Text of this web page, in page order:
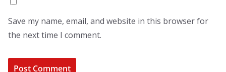
Save my name, email, and website in this browser for
the next time I comment.